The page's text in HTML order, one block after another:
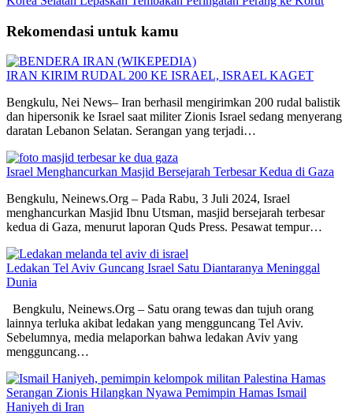
Rekomendasi untuk kamu
IRAN KIRIM RUDAL 200 KE ISRAEL, ISRAEL KAGET
Bengkulu, Nei News– Iran berhasil mengirimkan 200 rudal balistik
dan hipersonik ke Israel saat militer Zionis Israel sedang menyerang
daratan Lebanon Selatan. Serangan yang terjadi…
Israel Menghancurkan Masjid Bersejarah Terbesar Kedua di Gaza
Bengkulu, Neinews.Org – Pada Rabu, 3 Juli 2024, Israel
menghancurkan Masjid Ibnu Utsman, masjid bersejarah terbesar
kedua di Gaza, menurut laporan Quds Press. Pesawat tempur…
Ledakan Tel Aviv Guncang Israel Satu Diantaranya Meninggal
Dunia
Bengkulu, Neinews.Org – Satu orang tewas dan tujuh orang
lainnya terluka akibat ledakan yang mengguncang Tel Aviv.
Sebelumnya, media melaporkan bahwa ledakan Aviv yang
mengguncang…
Serangan Zionis Hilangkan Nyawa Pemimpin Hamas Ismail
Haniyeh di Iran